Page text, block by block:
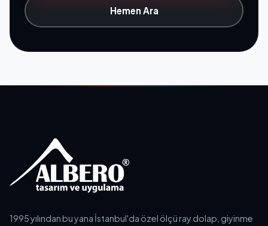
Hemen Ara
1995 yılından bu yana İstanbul'da özel ölçü ray dolap, giyinme